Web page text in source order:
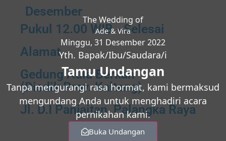
Desember
Pukul 12.00 WIB - Selesai
Alamat
Gedung Aula Berkah
(Disdik Prov. Kalteng)
Jl. D.I Panjaitan, Palangka Raya
Lihat Lokasi
The Wedding of
Ade & Vira
Minggu, 31 Desember 2022
Yth. Bapak/Ibu/Saudara/i
Tamu Undangan
Tanpa mengurangi rasa hormat, kami bermaksud
mengundang Anda untuk menghadiri acara
pernikahan kami.
Buka Undangan